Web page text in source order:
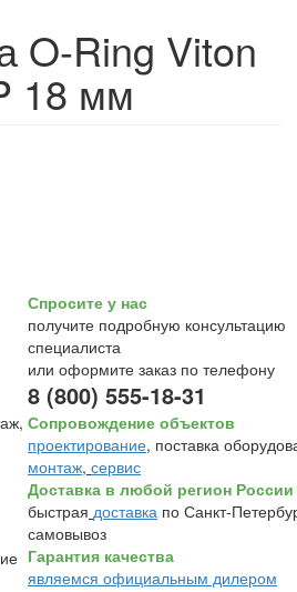
O-Ring Viton
18 мм
Спросите у нас
получите подробную консультацию
специалиста
или оформите заказ по телефону
8 (800) 555-18-31
Сопровождение объектов
проектирование, поставка
монтаж, сервис
Доставка в любой регион России
быстрая доставка по Санкт-
самовывоз
Гарантия качества
являемся официальным дилером